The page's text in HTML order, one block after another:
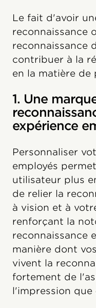
Le fait d'avoir
reconnaissance
reconnaissance
contribuer à la
en la matière de
1. Une
expérience
Personnaliser
employés
utilisateur plus
de relier la
à vision et à
renforçant la
reconnaissance
manière dont
vivent la
fortement de
l'impression que